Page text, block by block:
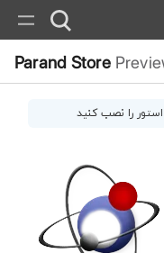
Parand Store
استور را نصب کنید